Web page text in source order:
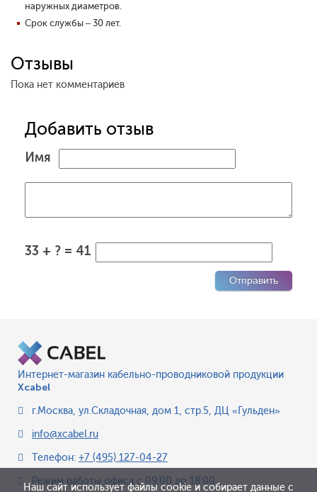
наружных диаметров.
Срок службы – 30 лет.
Отзывы
Пока нет комментариев
Добавить отзыв
Имя
33 + ? = 41
Интернет-магазин кабельно-проводниковой продукции
Xcabel
г.Москва, ул.Складочная, дом 1, стр.5, ДЦ «Гульден»
info@xcabel.ru
Телефон: +7 (495) 127-04-27
Режим работы офиса с 09:00 до 18:00
Наш сайт использует файлы cookie и собирает данные с